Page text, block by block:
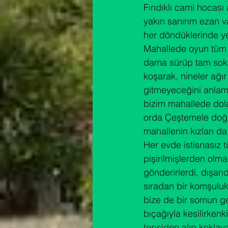
Fındıklı cami
yakın sanırım
her döndüklerinde
Mahallede oyun
dama sürüp tam
koşarak, nineler
gitmeyeceğini
bizim mahallede
orda Çeştemele
mahallenin kızları
Her evde
pişirilmişlerden
gönderirlerdi,
sıradan bir
bize de bir somun
bıçağıyla